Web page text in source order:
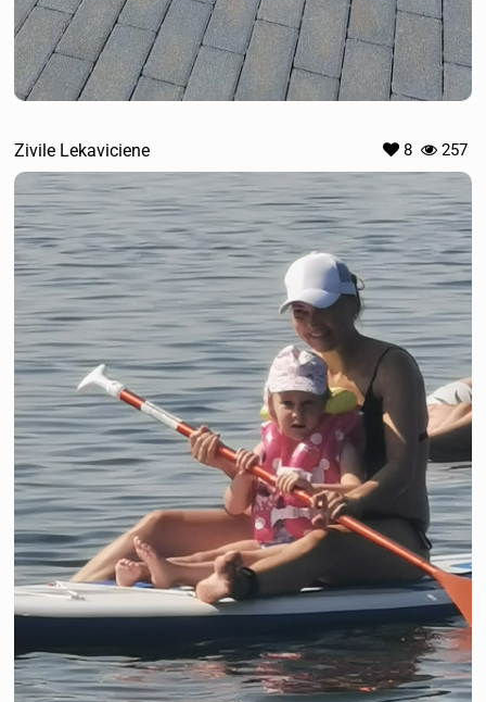
Zivile Lekaviciene 8 257